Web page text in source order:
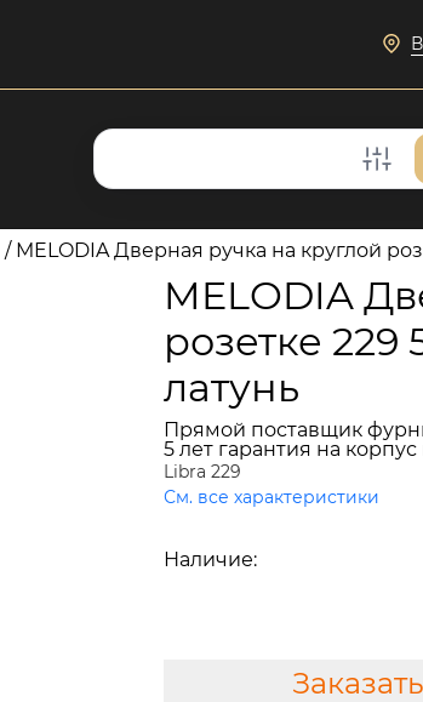
/ MELODIA Дверная ручка на круглой
MELODIA
розетке
латунь
Прямой поставщик
5 лет гарантия на
Libra 229
См. все характеристики
Наличие: